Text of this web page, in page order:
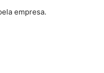
empresa.